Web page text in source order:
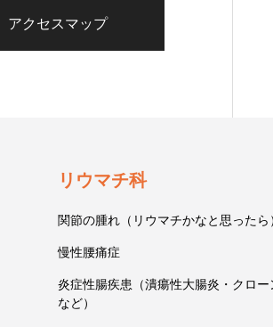
アクセスマップ
リウマチ科
関節の腫れ（リウマチかなと思ったら
慢性腰痛症
炎症性腸疾患（潰瘍性大腸炎・クロー
など）